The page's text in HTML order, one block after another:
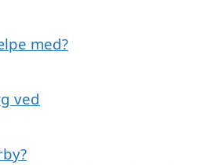
med?
ved